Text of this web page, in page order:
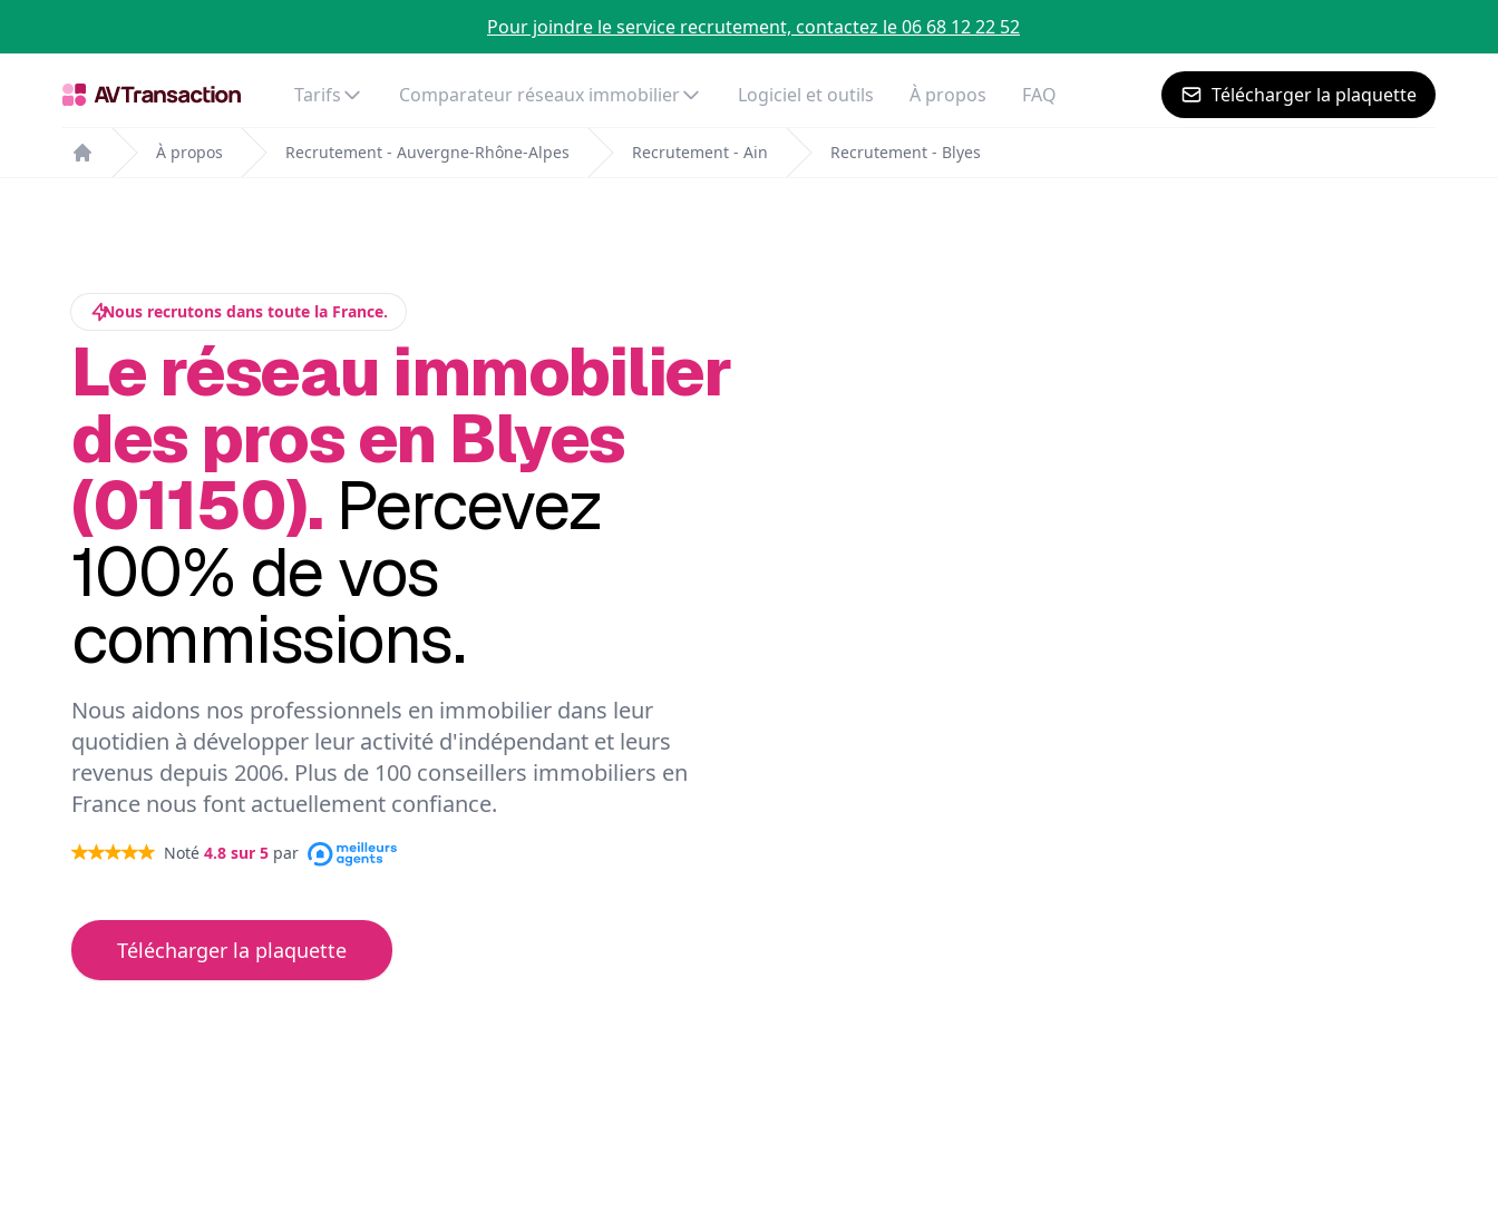
Pour joindre le service recrutement, contactez le 06 68 12 22 52
Tarifs Comparateur réseaux immobilier Logiciel et outils À propos FAQ Télécharger la plaquette
Home
À propos Recrutement - Auvergne-Rhône-Alpes Recrutement - Ain Recrutement - Blyes
Nous recrutons dans toute la France.
Le réseau immobilier
des pros en Blyes
(01150). Percevez
100% de vos
commissions.
Nous aidons nos professionnels en immobilier dans leur
quotidien à développer leur activité d'indépendant et leurs
revenus depuis 2006. Plus de 100 conseillers immobiliers en
France nous font actuellement confiance.
Noté 4.8 sur 5 par
Télécharger la plaquette